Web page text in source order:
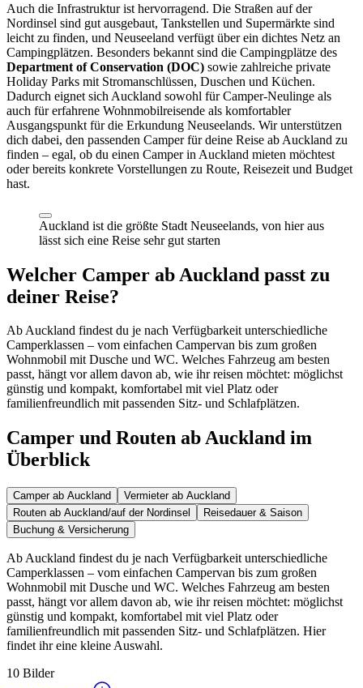
Auch die Infrastruktur ist hervorragend. Die Straßen auf der
Nordinsel sind gut ausgebaut, Tankstellen und Supermärkte sind
leicht zu finden, und Neuseeland verfügt über ein dichtes Netz an
Campingplätzen. Besonders bekannt sind die Campingplätze des
Department of Conservation (DOC) sowie zahlreiche private
Holiday Parks mit Stromanschlüssen, Duschen und Küchen.
Dadurch eignet sich Auckland sowohl für Camper-Neulinge als
auch für erfahrene Wohnmobilreisende als komfortabler
Ausgangspunkt für die Erkundung Neuseelands. Wir unterstützen
dich dabei, den passenden Camper für deine Reise ab Auckland zu
finden – egal, ob du einen Camper in Auckland mieten möchtest
oder bereits konkrete Vorstellungen zu Route, Reisezeit und Budget
hast.
Auckland ist die größte Stadt Neuseelands, von hier aus
lässt sich eine Reise sehr gut starten
Welcher Camper ab Auckland passt zu
deiner Reise?
Ab Auckland findest du je nach Verfügbarkeit unterschiedliche
Camperklassen – vom einfachen Campervan bis zum großen
Wohnmobil mit Dusche und WC. Welches Fahrzeug am besten
passt, hängt vor allem davon ab, wie ihr reisen möchtet: möglichst
günstig und kompakt, komfortabel mit viel Platz oder
familienfreundlich mit passenden Sitz- und Schlafplätzen.
Camper und Routen ab Auckland im
Überblick
Camper ab Auckland
Vermieter ab Auckland
Routen ab Auckland/auf der Nordinsel
Reisedauer & Saison
Buchung & Versicherung
Ab Auckland findest du je nach Verfügbarkeit unterschiedliche
Camperklassen – vom einfachen Campervan bis zum großen
Wohnmobil mit Dusche und WC. Welches Fahrzeug am besten
passt, hängt vor allem davon ab, wie ihr reisen möchtet: möglichst
günstig und kompakt, komfortabel mit viel Platz oder
familienfreundlich mit passenden Sitz- und Schlafplätzen. Hier
findet ihr eine kleine Auswahl.
10 Bilder